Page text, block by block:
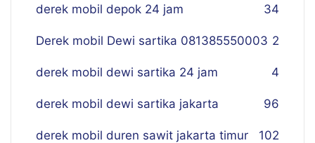
derek mobil depok 24 jam 34
Derek mobil Dewi sartika 081385550003 2
derek mobil dewi sartika 24 jam 4
derek mobil dewi sartika jakarta 96
derek mobil duren sawit jakarta timur 102